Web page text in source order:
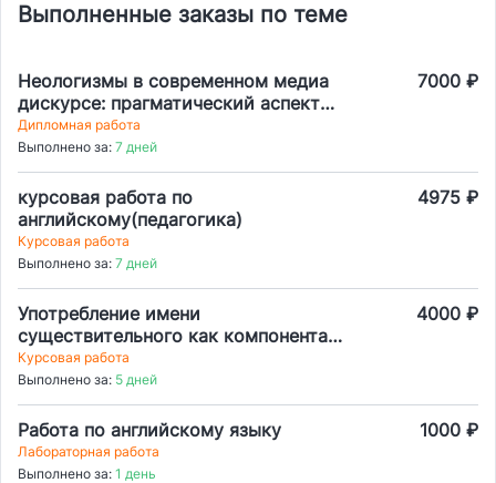
Выполненные заказы по теме
Неологизмы в современном медиа
дискурсе: прагматический аспект
(на материале англоязычной
прессы)
7000 ₽
Дипломная работа
Выполнено за: 7 дней
курсовая работа по
английскому(педагогика)
4975 ₽
Курсовая работа
Выполнено за: 7 дней
Употребление имени
существительного как компонента
составного сказуемого
4000 ₽
Курсовая работа
Выполнено за: 5 дней
Работа по английскому языку 1000 ₽
Лабораторная работа
Выполнено за: 1 день